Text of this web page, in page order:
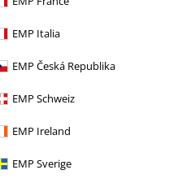
EMP Italia
EMP Česká Republika
EMP Schweiz
EMP Ireland
EMP Sverige
voor je klaar
uur s morgens tot {1} uur s